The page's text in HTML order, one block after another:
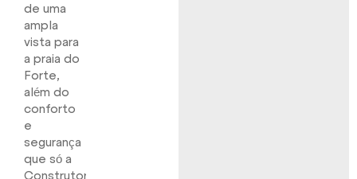
de uma
ampla
vista para
a praia do
Forte,
além do
conforto
e
segurança
que só a
Construtora